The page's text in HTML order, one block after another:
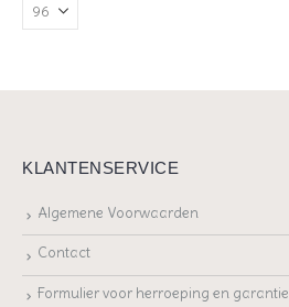
KLANTENSERVICE
Algemene Voorwaarden
Contact
Formulier voor herroeping en garantie